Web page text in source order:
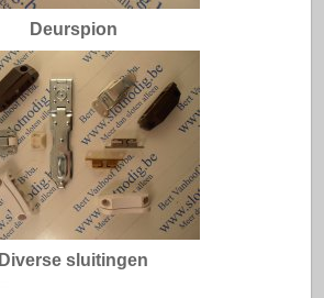
Deurspion
Diverse sluitingen